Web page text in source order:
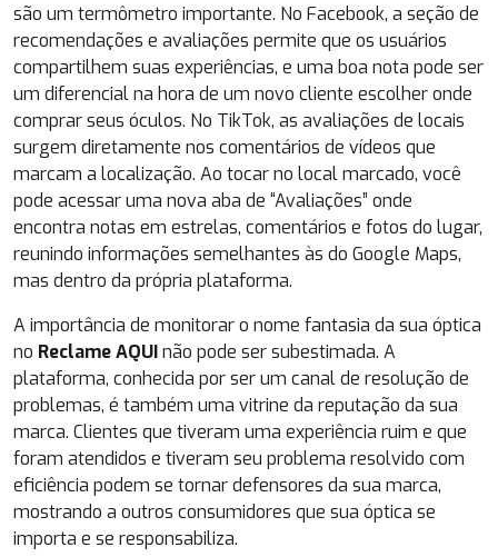
são um termômetro importante. No Facebook, a seção de
recomendações e avaliações permite que os usuários
compartilhem suas experiências, e uma boa nota pode ser
um diferencial na hora de um novo cliente escolher onde
comprar seus óculos. No TikTok, as avaliações de locais
surgem diretamente nos comentários de vídeos que
marcam a localização. Ao tocar no local marcado, você
pode acessar uma nova aba de “Avaliações” onde
encontra notas em estrelas, comentários e fotos do lugar,
reunindo informações semelhantes às do Google Maps,
mas dentro da própria plataforma.
A importância de monitorar o nome fantasia da sua óptica
no Reclame AQUInão pode ser subestimada. A
plataforma, conhecida por ser um canal de resolução de
problemas, é também uma vitrine da reputação da sua
marca. Clientes que tiveram uma experiência ruim e que
foram atendidos e tiveram seu problema resolvido com
eficiência podem se tornar defensores da sua marca,
mostrando a outros consumidores que sua óptica se
importa e se responsabiliza.